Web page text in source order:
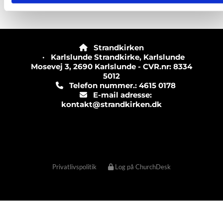

Strandkirken
· Karlslunde Strandkirke, Karlslunde
Mosevej 3, 2690 Karlslunde - CVR.nr: 8334
5012
Telefon nummer.: 4615 0178
E-mail adresse:
kontakt@strandkirken.dk
Privatlivspolitik Log på ChurchDesk